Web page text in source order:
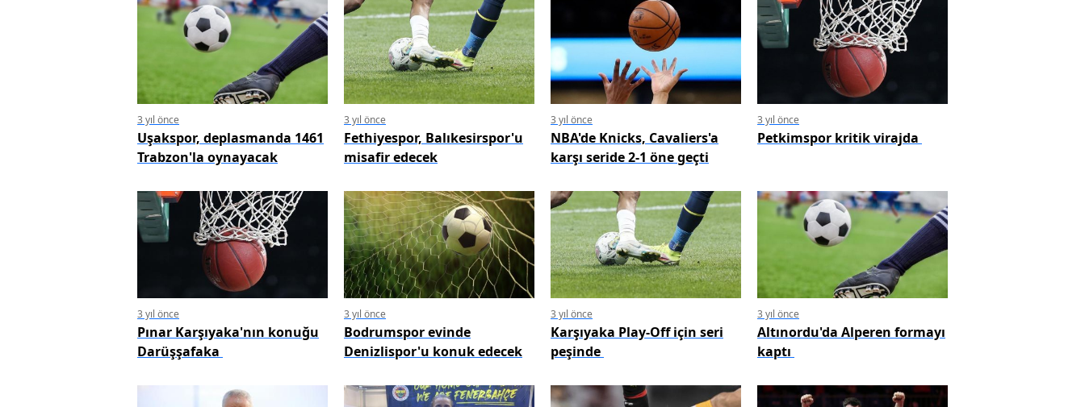
3 yıl önce
Uşakspor, deplasmanda 1461
Trabzon'la oynayacak
3 yıl önce
Fethiyespor, Balıkesirspor'u
misafir edecek
3 yıl önce
NBA'de Knicks, Cavaliers'a
karşı seride 2-1 öne geçti
3 yıl önce
Petkimspor kritik virajda
3 yıl önce
Pınar Karşıyaka'nın konuğu
Darüşşafaka
3 yıl önce
Bodrumspor evinde
Denizlispor'u konuk edecek
3 yıl önce
Karşıyaka Play-Off için seri
peşinde
3 yıl önce
Altınordu'da Alperen formayı
kaptı